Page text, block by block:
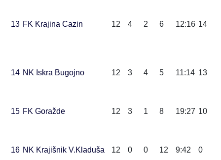
13 FK Krajina Cazin 12 4 2 6 12:16 14
14 NK Iskra Bugojno 12 3 4 5 11:14 13
15 FK Goražde 12 3 1 8 19:27 10
16 NK Krajišnik V.Kladuša 12 0 0 12 9:42 0